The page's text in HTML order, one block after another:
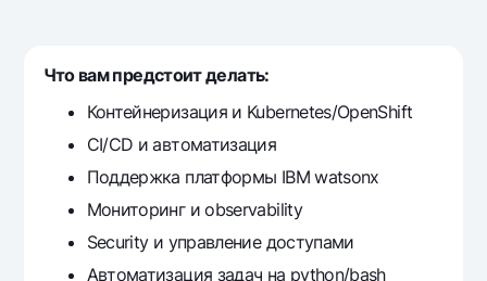
Dlya vseh USD
Gold deposit
Gold Bullion by NBU
Silver deposit
Visa
Promotions
Mobile application Milliy
FAQ
Что вам предстоит делать:
Контейнеризация и Kubernetes/OpenShift
CI/CD и автоматизация
Поддержка платформы IBM watsonx
Мониторинг и observability
Security и управление доступами
Автоматизация задач на python/bash